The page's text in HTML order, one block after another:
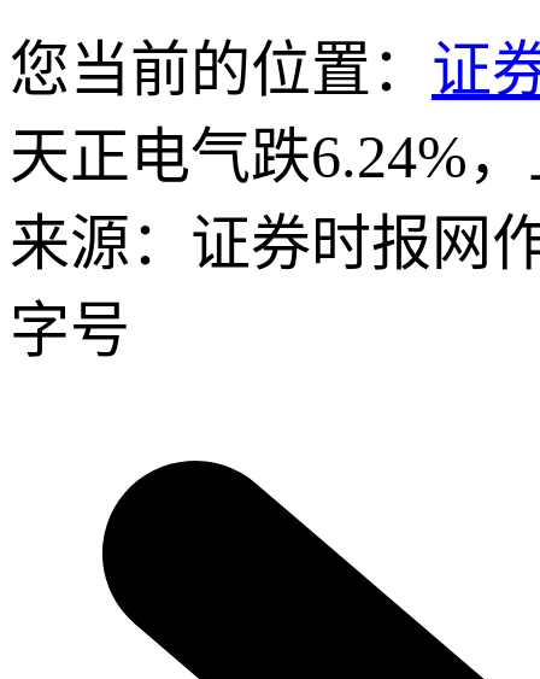
您当前的位置： 证
天正电气跌6.24%
来源：证券时报网
字号